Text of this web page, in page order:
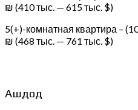
₪ (410 тыс. — 615 тыс. $)
5(+)-комнатная квартира –
₪ (468 тыс. — 761 тыс. $)
Ашдод